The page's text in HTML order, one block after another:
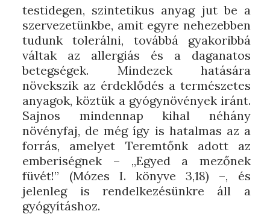
testidegen, szintetikus anyag jut be a
szervezetünkbe, amit egyre nehezebben
tudunk tolerálni, továbbá gyakoribbá
váltak az allergiás és a daganatos
betegségek. Mindezek hatására
növekszik az érdeklődés a természetes
anyagok, köztük a gyógynövények iránt.
Sajnos mindennap kihal néhány
növényfaj, de még így is hatalmas az a
forrás, amelyet Teremtőnk adott az
emberiségnek – „Egyed a mezőnek
füvét!” (Mózes I. könyve 3,18) –, és
jelenleg is rendelkezésünkre áll a
gyógyításhoz.